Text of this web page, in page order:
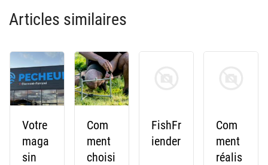
Articles similaires
Votre
maga
sin
Com
ment
choisi
FishFr
iender
Com
ment
réalis